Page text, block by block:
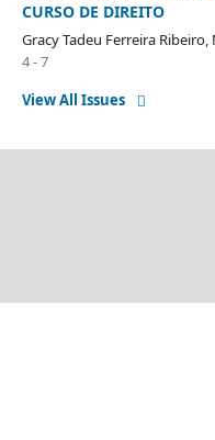
CURSO DE DIREITO
Gracy Tadeu Ferreira
4 - 7
View All Issues